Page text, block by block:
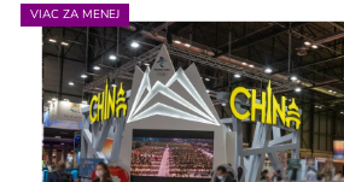
VIAC ZA MENEJ